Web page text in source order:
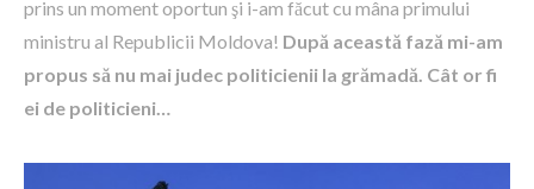
prins un moment oportun şi i-am făcut cu mâna primului
ministru al Republicii Moldova! După această fază mi-am
propus să nu mai judec politicienii la grămadă. Cât or fi
ei de politicieni…